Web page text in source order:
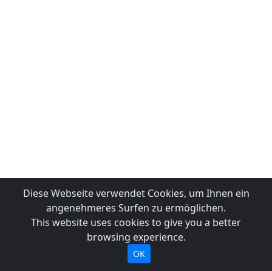
Diese Webseite verwendet Cookies, um Ihnen ein
angenehmeres Surfen zu ermöglichen.
This website uses cookies to give you a better
browsing experience.
OK